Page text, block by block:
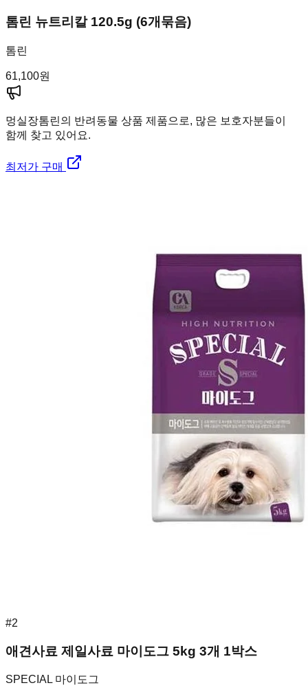
톰린 뉴트리칼 120.5g (6개묶음)
톰린
61,100원
멍실장톰린의 반려동물 상품 제품으로, 많은 보호자분들이
함께 찾고 있어요.
최저가 구매
#2
애견사료 제일사료 마이도그 5kg 3개 1박스
SPECIAL 마이도그